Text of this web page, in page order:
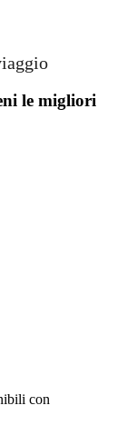
le migliori
con